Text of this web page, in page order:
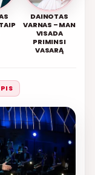
DAINOTAS
VARNAS – MAN
VISADA
PRIMINSI
VASARĄ